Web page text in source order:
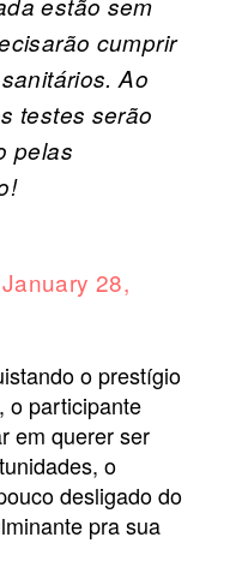
estão sem
cumprir
Ao
testes serão
pelas
January 28,
o prestígio
o participante
em querer ser
o
desligado do
pra sua